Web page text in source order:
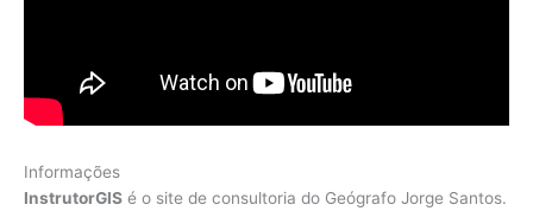
Informações
InstrutorGIS é o site de consultoria do Geógrafo Jorge Santos.